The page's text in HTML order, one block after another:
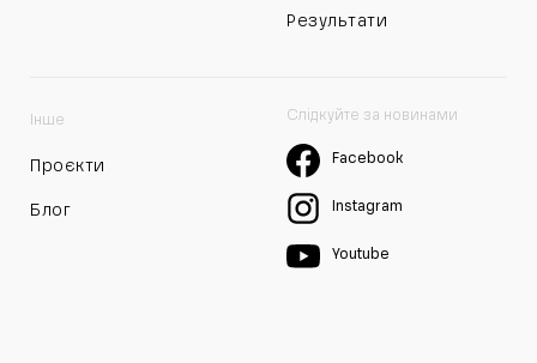
Результати
Інше
Проєкти
Блог
Слідкуйте за новинами
Facebook
Instagram
Youtube